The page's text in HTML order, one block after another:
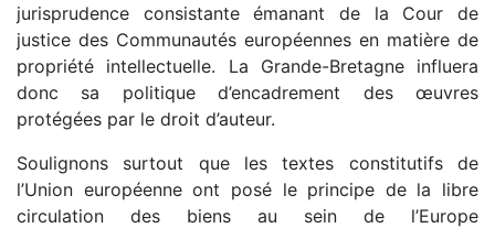
jurisprudence consistante émanant de la Cour de
justice des Communautés européennes en matière de
propriété intellectuelle. La Grande-Bretagne influera
donc sa politique d’encadrement des œuvres
protégées par le droit d’auteur.
Soulignons surtout que les textes constitutifs de
l’Union européenne ont posé le principe de la libre
circulation des biens au sein de l’Europe